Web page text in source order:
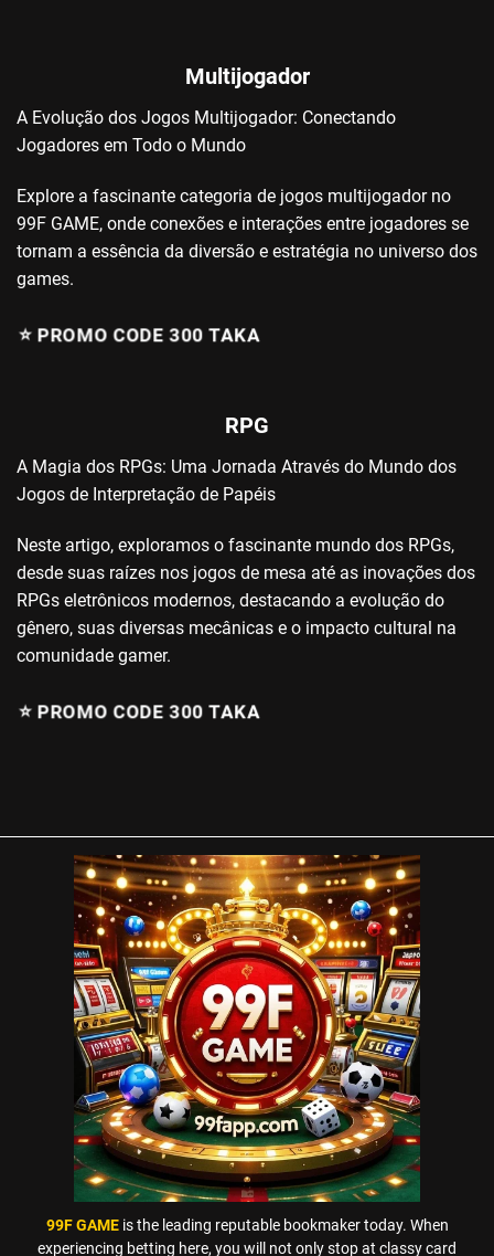
Multijogador
A Evolução dos Jogos Multijogador: Conectando
Jogadores em Todo o Mundo
Explore a fascinante categoria de jogos multijogador no
99F GAME, onde conexões e interações entre jogadores se
tornam a essência da diversão e estratégia no universo dos
games.
⭐️ PROMO CODE 300 TAKA
RPG
A Magia dos RPGs: Uma Jornada Através do Mundo dos
Jogos de Interpretação de Papéis
Neste artigo, exploramos o fascinante mundo dos RPGs,
desde suas raízes nos jogos de mesa até as inovações dos
RPGs eletrônicos modernos, destacando a evolução do
gênero, suas diversas mecânicas e o impacto cultural na
comunidade gamer.
⭐️ PROMO CODE 300 TAKA
99F GAMEis the leading reputable bookmaker today. When
experiencing betting here, you will not only stop at classy card